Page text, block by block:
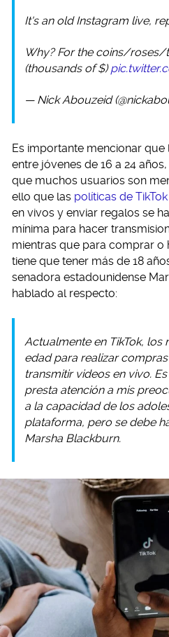
It's an old Instagram live,
Why? For the coins/roses/
(thousands of $)
— Nick Abouzeid
Es importante mencionar
entre jóvenes de 16 a 24
que muchos usuarios son
ello que las políticas de TikTok
en vivos y enviar regalos se
mínima para hacer
mientras que para comprar o
tiene que tener más de 18
senadora estadounidense
hablado al respecto:
Actualmente en TikTok, los
edad para realizar
transmitir videos en vivo.
presta atención a mis
a la capacidad de los
plataforma, pero se debe
Marsha Blackburn.